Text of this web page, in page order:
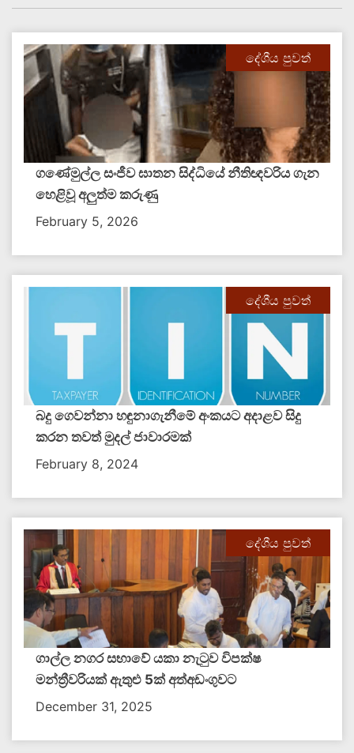
දේශීය පුවත්
ගණේමුල්ල සංජීව ඝාතන සිද්ධියේ නීතිඥවරිය ගැන
හෙළිවූ අලුත්ම කරුණු
February 5, 2026
දේශීය පුවත්
බදු ගෙවන්නා හඳුනාගැනීමේ අංකයට අදාළව සිදු
කරන තවත් මුදල් ජාවාරමක්
February 8, 2024
දේශීය පුවත්
ගාල්ල නගර සභාවේ යකා නැටුව විපක්ෂ
මන්ත්‍රීවරියක් ඇතුළු 5ක් අත්අඩංගුවට
December 31, 2025